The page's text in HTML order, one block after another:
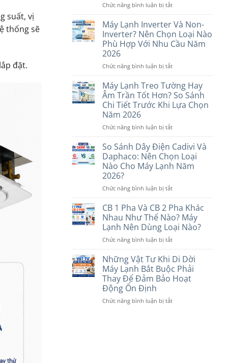
suất, vị
thống sẽ
đặt.
Hiệu
Cân
Nhắc
2
Khác
Nhau
Thế
Nào?
Chọn
Nào?
Chức năng bình luận bị tắtở
Lạnh
Triệu
Đáng
Nhất
Nay:
Gợi
Ý
Các
Hiệu
Tín
Máy Lạnh Inverter Và Non-
Inverter? Nên Chọn Loại Nào
Phù Hợp Với Nhu Cầu Năm
2026
Chức năng bình luận bị tắtở
Lạnh
Inverter
Và
Non-
Nên
Loại
Nào
Phù
Hợp
Nhu
Năm
2026
Máy Lạnh Treo Tường Hay
Âm Trần Tốt Hơn? So Sánh
Chi Tiết Trước Khi Lựa Chọn
Năm 2026
Chức năng bình luận bị tắtở
Lạnh
Treo
Tường
Hay
Trần
Hơn?
So
Sánh
Chi
Tiết
Khi
Lựa
Chọn
Năm
So Sánh Dây Điện Cadivi Và
Daphaco: Nên Chọn Loại
Nào Cho Máy Lạnh Năm
2026?
Chức năng bình luận bị tắtở
Sánh
Dây
Điện
Cadivi
Và
Nên
Chọn
Loại
Nào
Máy
CB 1 Pha Và CB 2 Pha Khác
Nhau Như Thế Nào? Máy
Lạnh Nên Dùng Loại Nào?
Chức năng bình luận bị tắtở
1
Pha
Và
CB
Pha
Những Vật Tư Khi Di Dời
Máy Lạnh Bắt Buộc Phải
Thay Để Đảm Bảo Hoạt
Động Ổn Định
Chức năng bình luận bị tắtở